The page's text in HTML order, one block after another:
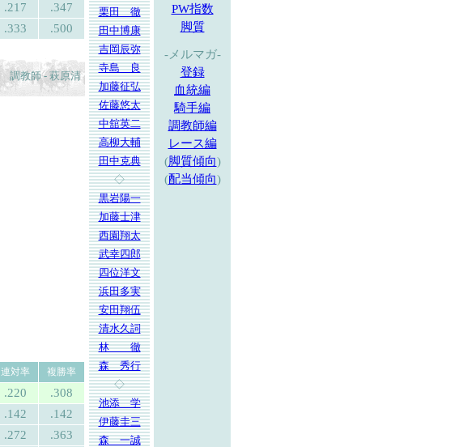
.217 .347
.333 .500
調教師 - 萩原清
連対率
複勝率
.220 .308
.142 .142
.272 .363
栗田 徹
田中博康
吉岡辰弥
寺島 良
加藤征弘
佐藤悠太
中舘英二
高柳大輔
田中克典
◇
黒岩陽一
加藤士津
西園翔太
武幸四郎
四位洋文
浜田多実
安田翔伍
清水久詞
林 徹
森 秀行
◇
池添 学
伊藤圭三
森 一誠
PW指数
脚質
-メルマガ-
登録
血統編
騎手編
調教師編
レース編
(脚質傾向)
(配当傾向)